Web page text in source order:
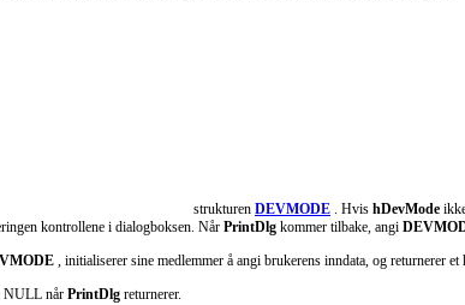
strukturen DEVMODE . Hvis hDevMode
kontrollene i dialogboksen. Når PrintDlg kommer tilbake, angi
, initialiserer sine medlemmer å angi brukerens inndata, og returnerer
NULL når PrintDlg returnerer.